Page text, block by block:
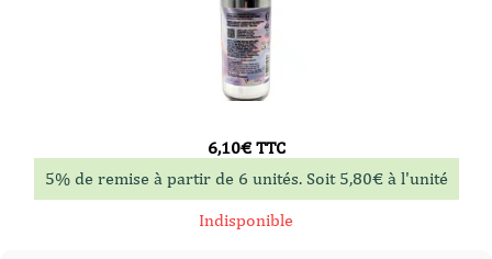
6,10€TTC
5% de remise à partir de 6 unités. Soit 5,80€à l'unité
Indisponible